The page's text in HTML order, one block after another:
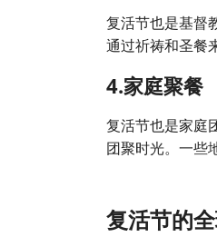
复活节也是基督
通过祈祷和圣餐
4.家庭聚餐
复活节也是家庭
团聚时光。一些
复活节的